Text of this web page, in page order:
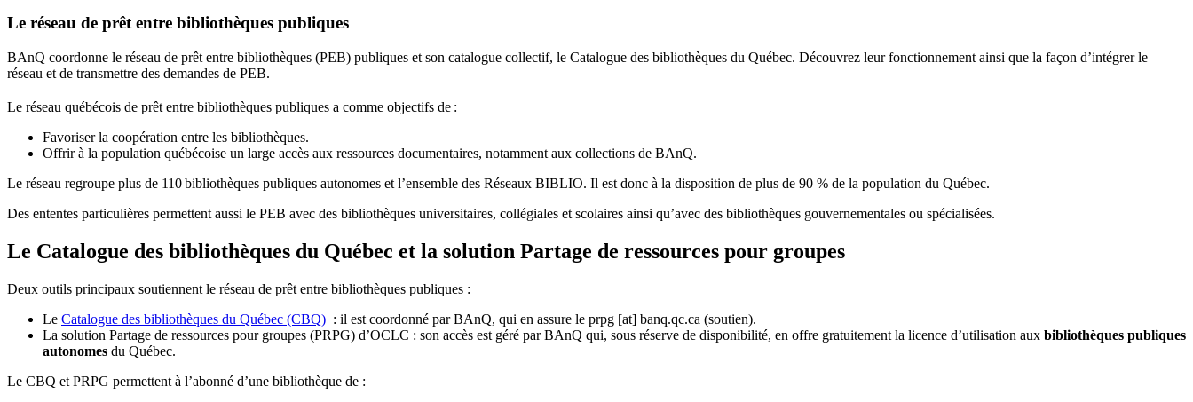
Le réseau de prêt entre bibliothèques publiques
BAnQ coordonne le réseau de prêt entre bibliothèques (PEB) publiques et son catalogue collectif, le Catalogue des bibliothèques du Québec. Découvrez leur fonctionnement ainsi que la façon d’intégrer le
réseau et de transmettre des demandes de PEB.
Le réseau québécois de prêt entre bibliothèques publiques a comme objectifs de :
Favoriser la coopération entre les bibliothèques.
Offrir à la population québécoise un large accès aux ressources documentaires, notamment aux collections de BAnQ.
Le réseau regroupe plus de 110bibliothèques publiques autonomes et l’ensemble des Réseaux BIBLIO. Il est donc à la disposition de plus de 90 % de la population du Québec.
Des ententes particulières permettent aussi le PEB avec des bibliothèques universitaires, collégiales et scolaires ainsi qu’avec des bibliothèques gouvernementales ou spécialisées.
Le Catalogue des bibliothèques du Québec et la solution Partage de ressources pour groupes
Deux outils principaux soutiennent le réseau de prêt entre bibliothèques publiques :
Le Catalogue des bibliothèques du Québec (CBQ) : il est coordonné par BAnQ, qui en assure le prpg [at] banq.qc.ca (soutien).
La solution Partage de ressources pour groupes (PRPG) d’OCLC : son accès est géré par BAnQ qui, sous réserve de disponibilité, en offre gratuitement la licence d’utilisation aux bibliothèques publiques
autonomes du Québec.
Le CBQ et PRPG permettent à l’abonné d’une bibliothèque de :